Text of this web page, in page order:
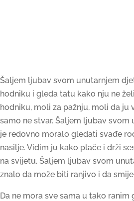
Šaljem ljubav svom unutarnjem
hodniku i gleda tatu kako nju ne
hodniku, moli za pažnju, moli da ju
samo ne stvar. Šaljem ljubav
je redovno moralo gledati svađe
nasilje. Vidim ju kako plače i drži
na svijetu. Šaljem ljubav svom
znalo da može biti ranjivo i da
Da ne mora sve sama u tako ranim